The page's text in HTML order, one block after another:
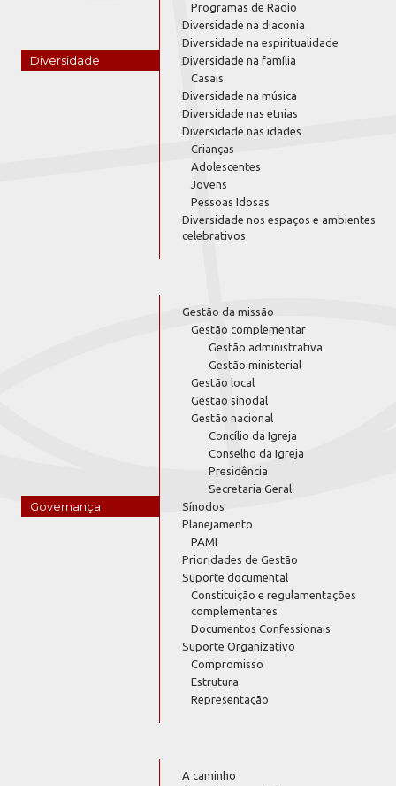
Diversidade
Programas de Rádio
Diversidade na diaconia
Diversidade na espiritualidade
Diversidade na família
Casais
Diversidade na música
Diversidade nas etnias
Diversidade nas idades
Crianças
Adolescentes
Jovens
Pessoas Idosas
Diversidade nos espaços e ambientes
celebrativos
Governança
Gestão da missão
Gestão complementar
Gestão administrativa
Gestão ministerial
Gestão local
Gestão sinodal
Gestão nacional
Concílio da Igreja
Conselho da Igreja
Presidência
Secretaria Geral
Sínodos
Planejamento
PAMI
Prioridades de Gestão
Suporte documental
Constituição e regulamentações
complementares
Documentos Confessionais
Suporte Organizativo
Compromisso
Estrutura
Representação
A caminho